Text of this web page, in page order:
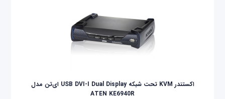
اکستندر KVM تحت شبکه USB DVI-I Dual Display ای‌تن مدل
ATEN KE6940R